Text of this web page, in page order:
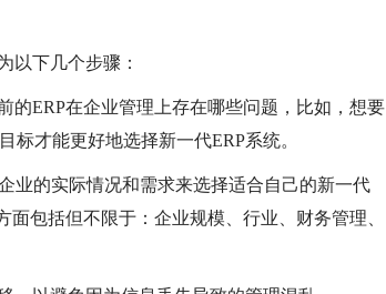
以下几个步骤：
的ERP在企业管理上存在哪些问题，比如，想要
才能更好地选择新一代ERP系统。
业的实际情况和需求来选择适合自己的新一代
包括但不限于：企业规模、行业、财务管理、